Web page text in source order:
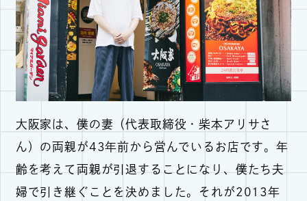
大阪家は、僕の妻（代表取締役・柴本アリサさ
ん）の両親が43年前から営んでいるお店です。年
齢を考えて両親が引退することになり、僕たち夫
婦で引き継ぐことを決めました。それが2013年